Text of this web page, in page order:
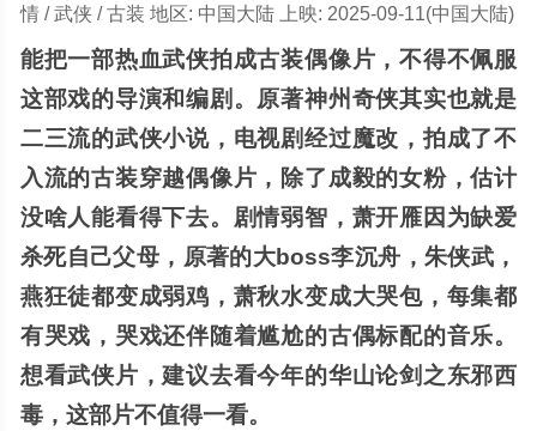
情 / 武侠 / 古装 地区: 中国大陆 上映: 2025-09-11(中国大陆)
能把一部热血武侠拍成古装偶像片，不得不佩服
这部戏的导演和编剧。原著神州奇侠其实也就是
二三流的武侠小说，电视剧经过魔改，拍成了不
入流的古装穿越偶像片，除了成毅的女粉，估计
没啥人能看得下去。剧情弱智，萧开雁因为缺爱
杀死自己父母，原著的大boss李沉舟，朱侠武，
燕狂徒都变成弱鸡，萧秋水变成大哭包，每集都
有哭戏，哭戏还伴随着尴尬的古偶标配的音乐。
想看武侠片，建议去看今年的华山论剑之东邪西
毒，这部片不值得一看。